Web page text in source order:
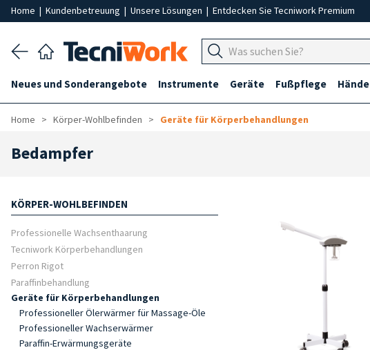
Home | Kundenbetreuung | Unsere Lösungen | Entdecken Sie Tecniwork Premium
Neues und Sonderangebote Instrumente Geräte Fußpflege Hände
Home Körper-Wohlbefinden Geräte für Körperbehandlungen
Bedampfer
KÖRPER-WOHLBEFINDEN
Professionelle Wachsenthaarung
Tecniwork Körperbehandlungen
Perron Rigot
Paraffinbehandlung
Geräte für Körperbehandlungen
Professioneller Ölerwärmer für Massage-Öle
Professioneller Wachserwärmer
Paraffin-Erwärmungsgeräte